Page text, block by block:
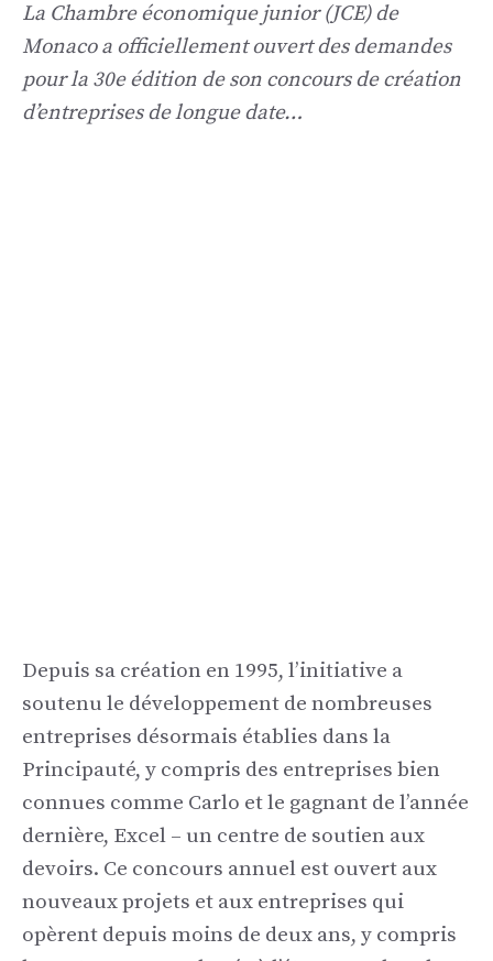
La Chambre économique junior (JCE) de
Monaco a officiellement ouvert des demandes
pour la 30e édition de son concours de création
d’entreprises de longue date…
Depuis sa création en 1995, l’initiative a
soutenu le développement de nombreuses
entreprises désormais établies dans la
Principauté, y compris des entreprises bien
connues comme Carlo et le gagnant de l’année
dernière, Excel – un centre de soutien aux
devoirs. Ce concours annuel est ouvert aux
nouveaux projets et aux entreprises qui
opèrent depuis moins de deux ans, y compris